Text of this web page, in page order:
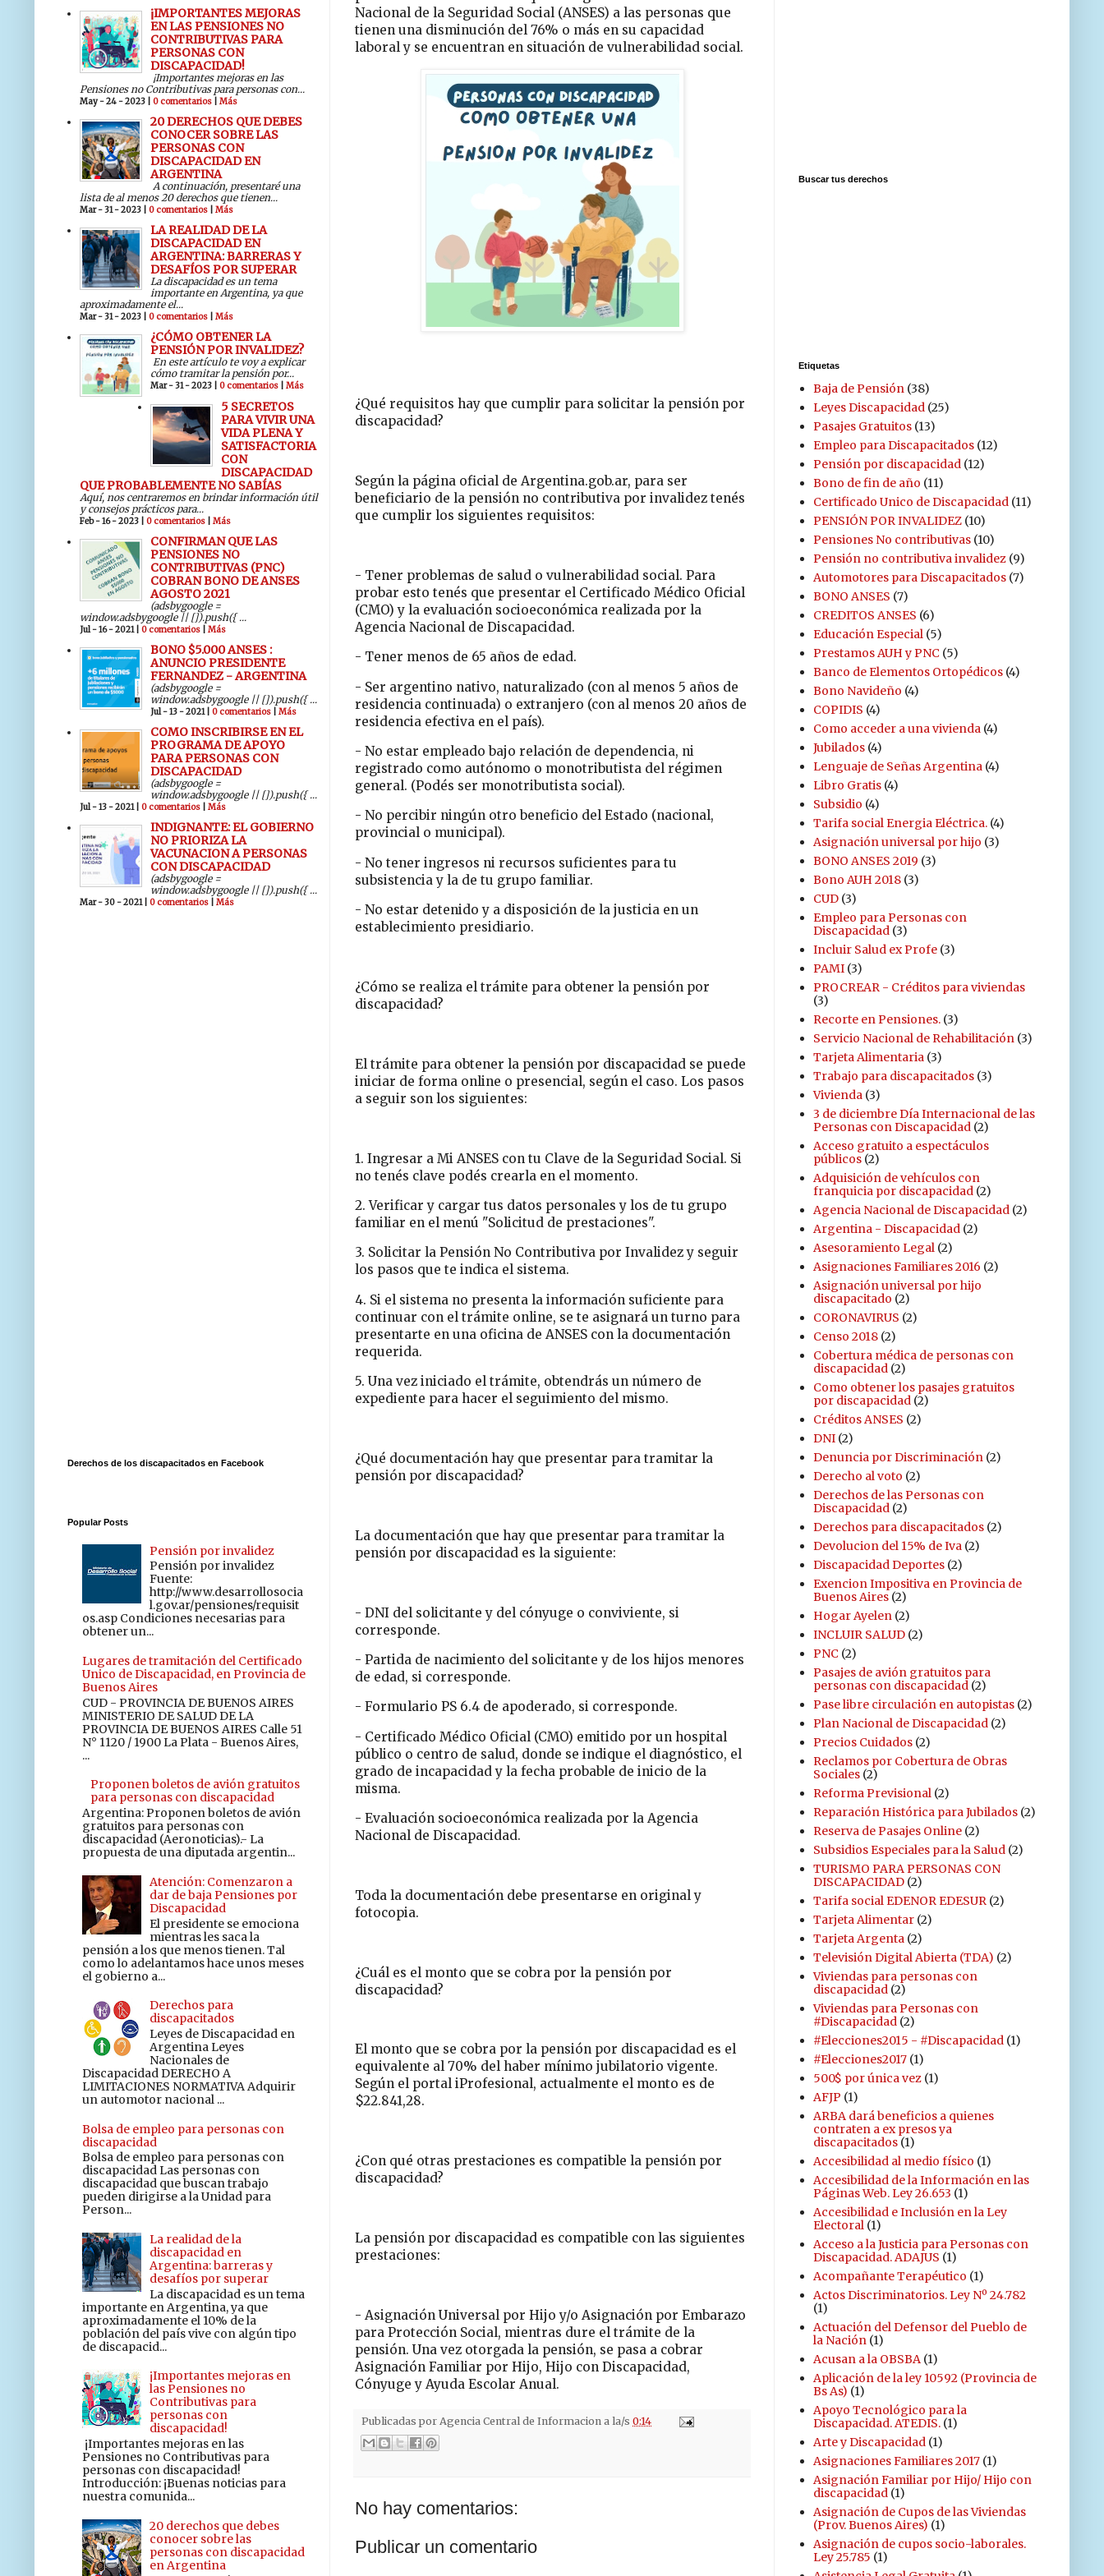
Nacional de la Seguridad Social (ANSES) a las personas que
tienen una disminución del 76% o más en su capacidad
laboral y se encuentran en situación de vulnerabilidad social.
¿Qué requisitos hay que cumplir para solicitar la pensión por
discapacidad?
Según la página oficial de Argentina.gob.ar, para ser
beneficiario de la pensión no contributiva por invalidez tenés
que cumplir los siguientes requisitos:
- Tener problemas de salud o vulnerabilidad social. Para
probar esto tenés que presentar el Certificado Médico Oficial
(CMO) y la evaluación socioeconómica realizada por la
Agencia Nacional de Discapacidad.
- Tener menos de 65 años de edad.
- Ser argentino nativo, naturalizado (con al menos 5 años de
residencia continuada) o extranjero (con al menos 20 años de
residencia efectiva en el país).
- No estar empleado bajo relación de dependencia, ni
registrado como autónomo o monotributista del régimen
general. (Podés ser monotributista social).
- No percibir ningún otro beneficio del Estado (nacional,
provincial o municipal).
- No tener ingresos ni recursos suficientes para tu
subsistencia y la de tu grupo familiar.
- No estar detenido y a disposición de la justicia en un
establecimiento presidiario.
¿Cómo se realiza el trámite para obtener la pensión por
discapacidad?
El trámite para obtener la pensión por discapacidad se puede
iniciar de forma online o presencial, según el caso. Los pasos
a seguir son los siguientes:
1. Ingresar a Mi ANSES con tu Clave de la Seguridad Social. Si
no tenés clave podés crearla en el momento.
2. Verificar y cargar tus datos personales y los de tu grupo
familiar en el menú "Solicitud de prestaciones".
3. Solicitar la Pensión No Contributiva por Invalidez y seguir
los pasos que te indica el sistema.
4. Si el sistema no presenta la información suficiente para
continuar con el trámite online, se te asignará un turno para
presentarte en una oficina de ANSES con la documentación
requerida.
5. Una vez iniciado el trámite, obtendrás un número de
expediente para hacer el seguimiento del mismo.
¿Qué documentación hay que presentar para tramitar la
pensión por discapacidad?
La documentación que hay que presentar para tramitar la
pensión por discapacidad es la siguiente:
- DNI del solicitante y del cónyuge o conviviente, si
corresponde.
- Partida de nacimiento del solicitante y de los hijos menores
de edad, si corresponde.
- Formulario PS 6.4 de apoderado, si corresponde.
- Certificado Médico Oficial (CMO) emitido por un hospital
público o centro de salud, donde se indique el diagnóstico, el
grado de incapacidad y la fecha probable de inicio de la
misma.
- Evaluación socioeconómica realizada por la Agencia
Nacional de Discapacidad.
Toda la documentación debe presentarse en original y
fotocopia.
¿Cuál es el monto que se cobra por la pensión por
discapacidad?
El monto que se cobra por la pensión por discapacidad es el
equivalente al 70% del haber mínimo jubilatorio vigente.
Según el portal iProfesional, actualmente el monto es de
$22.841,28.
¿Con qué otras prestaciones es compatible la pensión por
discapacidad?
La pensión por discapacidad es compatible con las siguientes
prestaciones:
- Asignación Universal por Hijo y/o Asignación por Embarazo
para Protección Social, mientras dure el trámite de la
pensión. Una vez otorgada la pensión, se pasa a cobrar
Asignación Familiar por Hijo, Hijo con Discapacidad,
Cónyuge y Ayuda Escolar Anual.
Publicadas por Agencia Central de Informacion a la/s 0:14
No hay comentarios:
Publicar un comentario
¡IMPORTANTES MEJORAS
EN LAS PENSIONES NO
CONTRIBUTIVAS PARA
PERSONAS CON
DISCAPACIDAD!
¡Importantes mejoras en las
Pensiones no Contributivas para personas con...
May - 24 - 2023 | 0 comentarios Más
20 DERECHOS QUE DEBES
CONOCER SOBRE LAS
PERSONAS CON
DISCAPACIDAD EN
ARGENTINA
A continuación, presentaré una
lista de al menos 20 derechos que tienen...
Mar - 31 - 2023 | 0 comentarios Más
LA REALIDAD DE LA
DISCAPACIDAD EN
ARGENTINA: BARRERAS Y
DESAFÍOS POR SUPERAR
La discapacidad es un tema
importante en Argentina, ya que
aproximadamente el...
Mar - 31 - 2023 | 0 comentarios Más
¿CÓMO OBTENER LA
PENSIÓN POR INVALIDEZ?
En este artículo te voy a explicar
cómo tramitar la pensión por...
Mar - 31 - 2023 | 0 comentarios Más
5 SECRETOS
PARA VIVIR UNA
VIDA PLENA Y
SATISFACTORIA
CON
DISCAPACIDAD
QUE PROBABLEMENTE NO SABÍAS
Aquí, nos centraremos en brindar información útil
y consejos prácticos para...
Feb - 16 - 2023 | 0 comentarios Más
CONFIRMAN QUE LAS
PENSIONES NO
CONTRIBUTIVAS (PNC)
COBRAN BONO DE ANSES
AGOSTO 2021
(adsbygoogle =
window.adsbygoogle || []).push({ ...
Jul - 16 - 2021 | 0 comentarios Más
BONO $5.000 ANSES :
ANUNCIO PRESIDENTE
FERNANDEZ - ARGENTINA
(adsbygoogle =
window.adsbygoogle || []).push({ ...
Jul - 13 - 2021 | 0 comentarios Más
COMO INSCRIBIRSE EN EL
PROGRAMA DE APOYO
PARA PERSONAS CON
DISCAPACIDAD
(adsbygoogle =
window.adsbygoogle || []).push({ ...
Jul - 13 - 2021 | 0 comentarios Más
INDIGNANTE: EL GOBIERNO
NO PRIORIZA LA
VACUNACION A PERSONAS
CON DISCAPACIDAD
(adsbygoogle =
window.adsbygoogle || []).push({ ...
Mar - 30 - 2021 | 0 comentarios Más
Derechos de los discapacitados en Facebook
Popular Posts
Pensión por invalidez
Pensión por invalidez
Fuente:
http://www.desarrollosocia
l.gov.ar/pensiones/requisit
os.asp Condiciones necesarias para
obtener un...
Lugares de tramitación del Certificado
Unico de Discapacidad, en Provincia de
Buenos Aires
CUD - PROVINCIA DE BUENOS AIRES
MINISTERIO DE SALUD DE LA
PROVINCIA DE BUENOS AIRES Calle 51
N° 1120 / 1900 La Plata - Buenos Aires,
...
Proponen boletos de avión gratuitos
para personas con discapacidad
Argentina: Proponen boletos de avión
gratuitos para personas con
discapacidad (Aeronoticias).- La
propuesta de una diputada argentin...
Atención: Comenzaron a
dar de baja Pensiones por
Discapacidad
El presidente se emociona
mientras les saca la
pensión a los que menos tienen. Tal
como lo adelantamos hace unos meses
el gobierno a...
Derechos para
discapacitados
Leyes de Discapacidad en
Argentina Leyes
Nacionales de
Discapacidad DERECHO A
LIMITACIONES NORMATIVA Adquirir
un automotor nacional ...
Bolsa de empleo para personas con
discapacidad
Bolsa de empleo para personas con
discapacidad Las personas con
discapacidad que buscan trabajo
pueden dirigirse a la Unidad para
Person...
La realidad de la
discapacidad en
Argentina: barreras y
desafíos por superar
La discapacidad es un tema
importante en Argentina, ya que
aproximadamente el 10% de la
población del país vive con algún tipo
de discapacid...
¡Importantes mejoras en
las Pensiones no
Contributivas para
personas con
discapacidad!
¡Importantes mejoras en las
Pensiones no Contributivas para
personas con discapacidad!
Introducción: ¡Buenas noticias para
nuestra comunida...
20 derechos que debes
conocer sobre las
personas con discapacidad
en Argentina
Buscar tus derechos
Etiquetas
Baja de Pensión (38)
Leyes Discapacidad (25)
Pasajes Gratuitos (13)
Empleo para Discapacitados (12)
Pensión por discapacidad (12)
Bono de fin de año (11)
Certificado Unico de Discapacidad (11)
PENSIÓN POR INVALIDEZ (10)
Pensiones No contributivas (10)
Pensión no contributiva invalidez (9)
Automotores para Discapacitados (7)
BONO ANSES (7)
CREDITOS ANSES (6)
Educación Especial (5)
Prestamos AUH y PNC (5)
Banco de Elementos Ortopédicos (4)
Bono Navideño (4)
COPIDIS (4)
Como acceder a una vivienda (4)
Jubilados (4)
Lenguaje de Señas Argentina (4)
Libro Gratis (4)
Subsidio (4)
Tarifa social Energia Eléctrica. (4)
Asignación universal por hijo (3)
BONO ANSES 2019 (3)
Bono AUH 2018 (3)
CUD (3)
Empleo para Personas con
Discapacidad (3)
Incluir Salud ex Profe (3)
PAMI (3)
PROCREAR - Créditos para viviendas
(3)
Recorte en Pensiones. (3)
Servicio Nacional de Rehabilitación (3)
Tarjeta Alimentaria (3)
Trabajo para discapacitados (3)
Vivienda (3)
3 de diciembre Día Internacional de las
Personas con Discapacidad (2)
Acceso gratuito a espectáculos
públicos (2)
Adquisición de vehículos con
franquicia por discapacidad (2)
Agencia Nacional de Discapacidad (2)
Argentina - Discapacidad (2)
Asesoramiento Legal (2)
Asignaciones Familiares 2016 (2)
Asignación universal por hijo
discapacitado (2)
CORONAVIRUS (2)
Censo 2018 (2)
Cobertura médica de personas con
discapacidad (2)
Como obtener los pasajes gratuitos
por discapacidad (2)
Créditos ANSES (2)
DNI (2)
Denuncia por Discriminación (2)
Derecho al voto (2)
Derechos de las Personas con
Discapacidad (2)
Derechos para discapacitados (2)
Devolucion del 15% de Iva (2)
Discapacidad Deportes (2)
Exencion Impositiva en Provincia de
Buenos Aires (2)
Hogar Ayelen (2)
INCLUIR SALUD (2)
PNC (2)
Pasajes de avión gratuitos para
personas con discapacidad (2)
Pase libre circulación en autopistas (2)
Plan Nacional de Discapacidad (2)
Precios Cuidados (2)
Reclamos por Cobertura de Obras
Sociales (2)
Reforma Previsional (2)
Reparación Histórica para Jubilados (2)
Reserva de Pasajes Online (2)
Subsidios Especiales para la Salud (2)
TURISMO PARA PERSONAS CON
DISCAPACIDAD (2)
Tarifa social EDENOR EDESUR (2)
Tarjeta Alimentar (2)
Tarjeta Argenta (2)
Televisión Digital Abierta (TDA) (2)
Viviendas para personas con
discapacidad (2)
Viviendas para Personas con
#Discapacidad (2)
#Elecciones2015 - #Discapacidad (1)
#Elecciones2017 (1)
500$ por única vez (1)
AFJP (1)
ARBA dará beneficios a quienes
contraten a ex presos ya
discapacitados (1)
Accesibilidad al medio físico (1)
Accesibilidad de la Información en las
Páginas Web. Ley 26.653 (1)
Accesibilidad e Inclusión en la Ley
Electoral (1)
Acceso a la Justicia para Personas con
Discapacidad. ADAJUS (1)
Acompañante Terapéutico (1)
Actos Discriminatorios. Ley Nº 24.782
(1)
Actuación del Defensor del Pueblo de
la Nación (1)
Acusan a la OBSBA (1)
Aplicación de la ley 10592 (Provincia de
Bs As) (1)
Apoyo Tecnológico para la
Discapacidad. ATEDIS. (1)
Arte y Discapacidad (1)
Asignaciones Familiares 2017 (1)
Asignación Familiar por Hijo/ Hijo con
discapacidad (1)
Asignación de Cupos de las Viviendas
(Prov. Buenos Aires) (1)
Asignación de cupos socio-laborales.
Ley 25.785 (1)